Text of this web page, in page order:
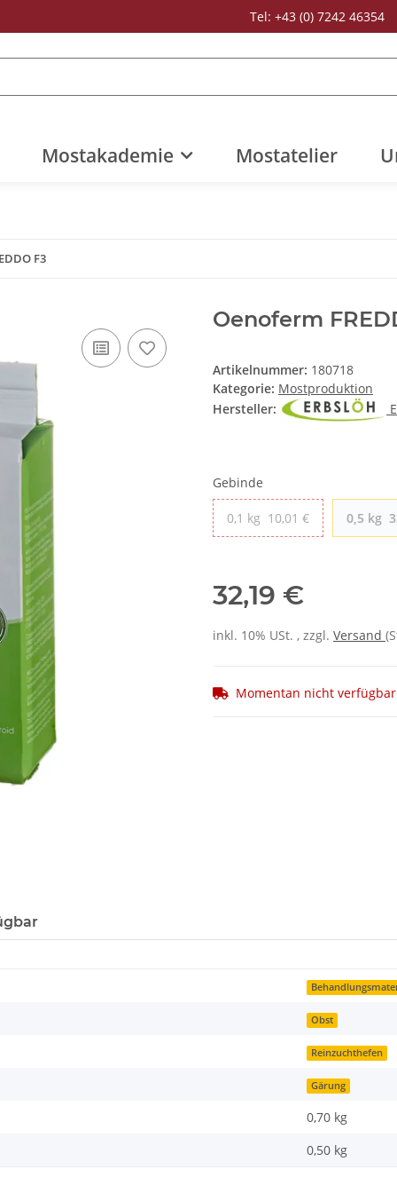
Tel: +43 (0) 7242 46354
Mostakademie Mostatelier
F3
Oenoferm
Artikelnummer: 180718
Kategorie: Mostproduktion
Hersteller:
Gebinde
0,1 kg 10,01 € 0,5 kg
32,19 €
inkl. 10% USt. , zzgl. Versand
Momentan nicht verfügbar
Obst
Reinzuchthefen
Gärung
0,70 kg
0,50 kg